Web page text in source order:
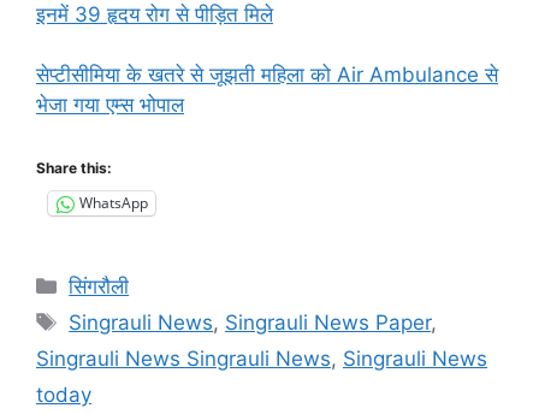
इनमें 39 हृदय रोग से पीड़ित मिले
सेप्टीसीमिया के खतरे से जूझती महिला को Air Ambulance से
भेजा गया एम्स भोपाल
Share this:
WhatsApp
Categories
सिंगरौली
Tags
Singrauli News, Singrauli News Paper,
Singrauli News Singrauli News, Singrauli News
today